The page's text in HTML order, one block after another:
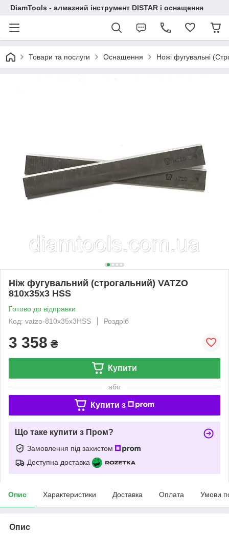
DiamTools - алмазний інструмент DISTAR і оснащення
Товари та послуги Оснащення Ножі фугувальні
Ніж фугувальний (строгальний) VATZO
810x35x3 HSS
Готово до відправки
Код: vatzo-810x35x3HSS
Роздріб
3 358 ₴
Купити
або
Купити з
Що таке купити з Пром?
Замовлення під захистом
Доступна доставка
Опис Характеристики Доставка Оплата Умови
Опис